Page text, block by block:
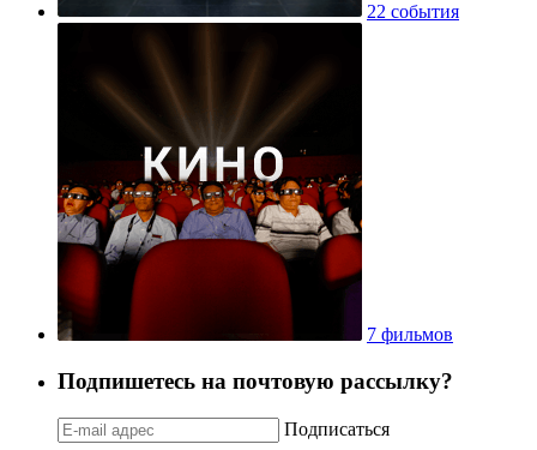
22 события
7 фильмов
Подпишетесь на почтовую рассылку?
Подписаться